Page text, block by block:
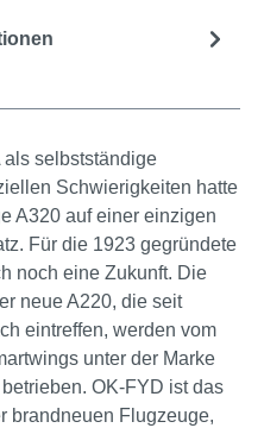
selbstständige
Schwierigkeiten hatte
A320 auf einer einzigen
Für die 1923 gegründete
noch eine Zukunft. Die
neue A220, die seit
eintreffen, werden vom
unter der Marke
OK-FYD ist das
brandneuen Flugzeuge,